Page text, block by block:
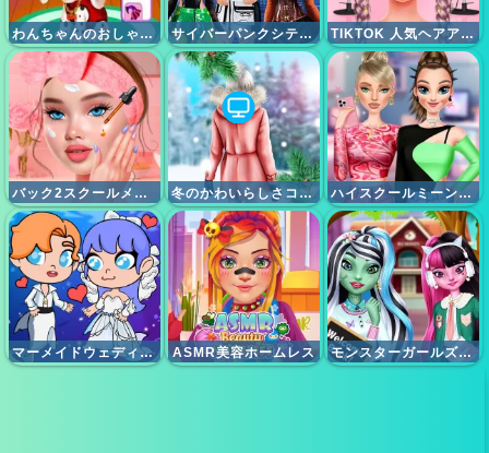
わんちゃんのおしゃれハウス サイバーパンクシティファッション TIKTOK 人気ヘアアレンジ
バック2スクールメイクオーバー 冬のかわいらしさコーディネート ハイスクールミーンガールズ3
マーメイドウェディングワールド ASMR美容ホームレス モンスターガールズバックトゥスクール